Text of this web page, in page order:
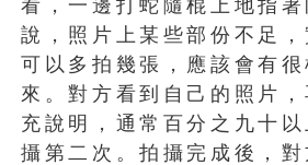
看，一邊打蛇隨棍上地指
說，照片上某些部份不足
可以多拍幾張，應該會有很
來。對方看到自己的照片
充說明，通常百分之九十
攝第二次。拍攝完成後，